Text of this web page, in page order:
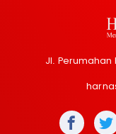
Jl. Perumahan